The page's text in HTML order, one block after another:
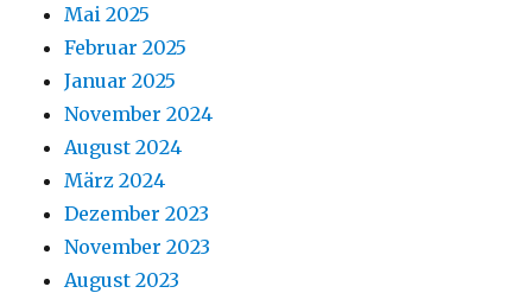
Mai 2025
Februar 2025
Januar 2025
November 2024
August 2024
März 2024
Dezember 2023
November 2023
August 2023